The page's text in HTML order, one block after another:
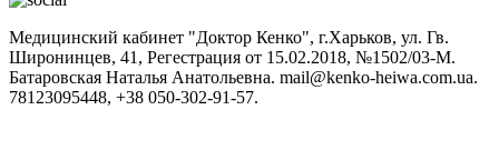
Медицинский кабинет "Доктор Кенко", г.Харьков, ул. Гв.
Широнинцев, 41, Регестрация от 15.02.2018, №1502/03-M.
Батаровская Наталья Анатольевна. mail@kenko-heiwa.com.ua.
78123095448, +38 050-302-91-57.